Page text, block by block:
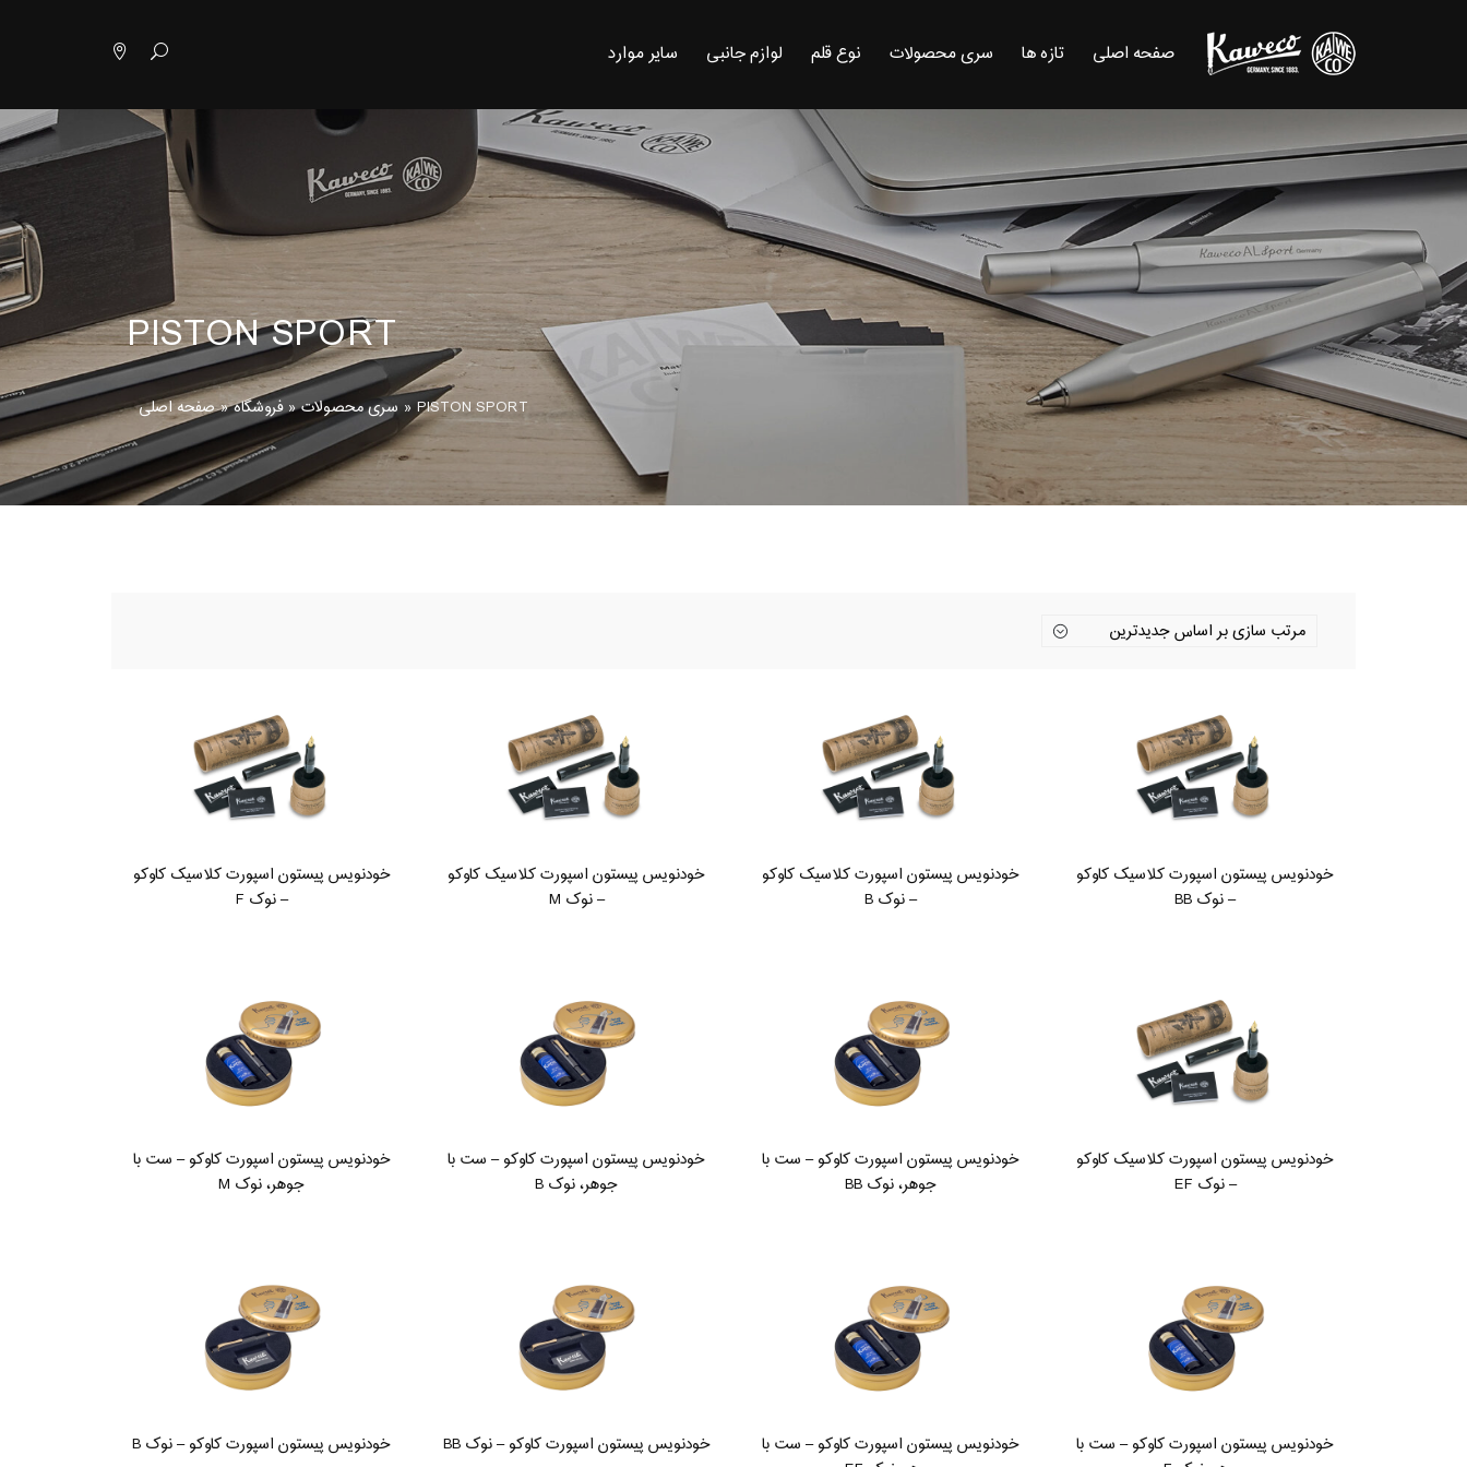
صفحه اصلی تازه ها سری محصولات نوع قلم لوازم جانبی سایر موارد
PISTON SPORT
صفحه اصلی » فروشگاه » سری محصولات » PISTON SPORT
خودنویس پیستون اسپورت کلاسیک کاوکو
– نوک BB
خودنویس پیستون اسپورت کلاسیک کاوکو
– نوک B
خودنویس پیستون اسپورت کلاسیک کاوکو
– نوک M
خودنویس پیستون اسپورت کلاسیک کاوکو
– نوک F
خودنویس پیستون اسپورت کلاسیک کاوکو
– نوک EF
خودنویس پیستون اسپورت کاوکو – ست با
جوهر، نوک BB
خودنویس پیستون اسپورت کاوکو – ست با
جوهر، نوک B
خودنویس پیستون اسپورت کاوکو – ست با
جوهر، نوک M
خودنویس پیستون اسپورت کاوکو – ست با
خودنویس پیستون اسپورت کاوکو – ست با
خودنویس پیستون اسپورت کاوکو – نوک BB خودنویس پیستون اسپورت کاوکو – نوک B